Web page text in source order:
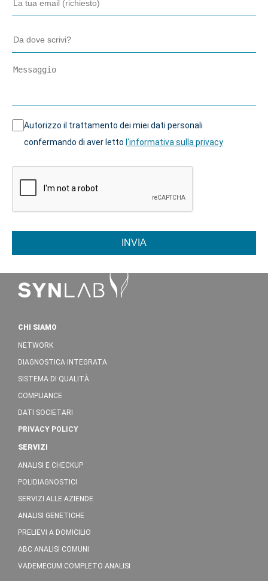
Autorizzo il trattamento dei miei dati personali
confermando di aver letto l'informativa sulla privacy
INVIA
CHI SIAMO
NETWORK
DIAGNOSTICA INTEGRATA
SISTEMA DI QUALITÀ
COMPLIANCE
DATI SOCIETARI
PRIVACY POLICY
SERVIZI
ANALISI E CHECKUP
POLIDIAGNOSTICI
SERVIZI ALLE AZIENDE
ANALISI GENETICHE
PRELIEVI A DOMICILIO
ABC ANALISI COMUNI
VADEMECUM COMPLETO ANALISI